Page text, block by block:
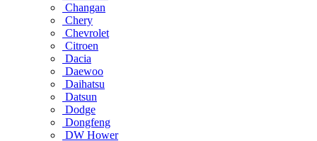
Changan
Chery
Chevrolet
Citroen
Dacia
Daewoo
Daihatsu
Datsun
Dodge
Dongfeng
DW Hower